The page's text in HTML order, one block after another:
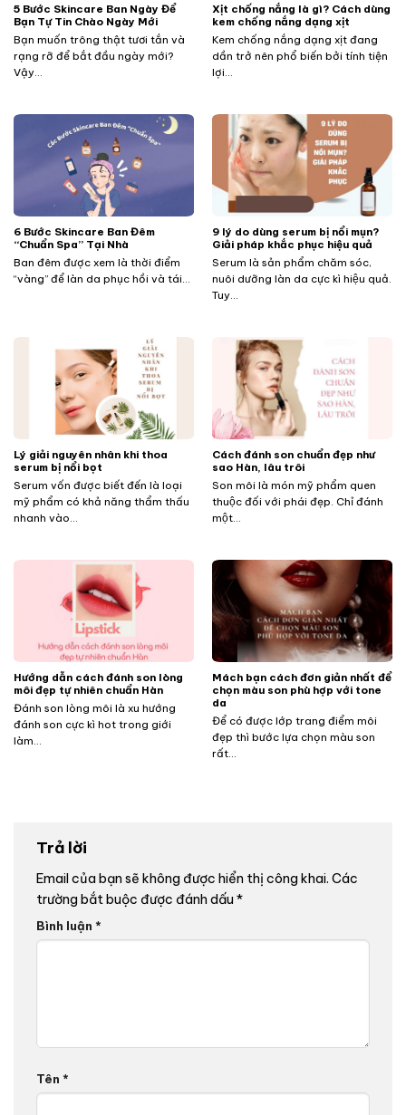
5 Bước Skincare Ban Ngày Để
Bạn Tự Tin Chào Ngày Mới
Bạn muốn trông thật tươi tắn và
rạng rỡ để bắt đầu ngày mới?
Vậy...
Xịt chống nắng là gì? Cách dùng
kem chống nắng dạng xịt
Kem chống nắng dạng xịt đang
dần trở nên phổ biến bởi tính tiện
lợi...
​​​​​​6 Bước Skincare Ban Đêm
“Chuẩn Spa” Tại Nhà
Ban đêm được xem là thời điểm
“vàng” để làn da phục hồi và tái...
9 lý do dùng serum bị nổi mụn?
Giải pháp khắc phục hiệu quả
Serum là sản phẩm chăm sóc,
nuôi dưỡng làn da cực kì hiệu quả.
Tuy...
Lý giải nguyên nhân khi thoa
serum bị nổi bọt
Serum vốn được biết đến là loại
mỹ phẩm có khả năng thẩm thấu
nhanh vào...
Cách đánh son chuẩn đẹp như
sao Hàn, lâu trôi
Son môi là món mỹ phẩm quen
thuộc đối với phái đẹp. Chỉ đánh
một...
Hướng dẫn cách đánh son lòng
môi đẹp tự nhiên chuẩn Hàn
Đánh son lòng môi là xu hướng
đánh son cực kì hot trong giới
làm...
Mách bạn cách đơn giản nhất để
chọn màu son phù hợp với tone
da
Để có được lớp trang điểm môi
đẹp thì bước lựa chọn màu son
rất...
Trả lời
Email của bạn sẽ không được hiển thị công khai. Các
trường bắt buộc được đánh dấu *
Bình luận *
Tên *